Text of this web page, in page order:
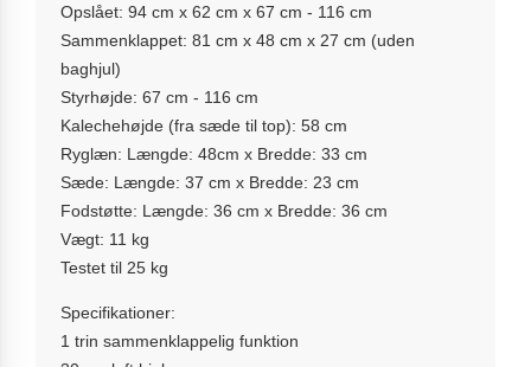
Opslået: 94 cm x 62 cm x 67 cm - 116 cm
Sammenklappet: 81 cm x 48 cm x 27 cm (uden
baghjul)
Styrhøjde: 67 cm - 116 cm
Kalechehøjde (fra sæde til top): 58 cm
Ryglæn: Længde: 48cm x Bredde: 33 cm
Sæde: Længde: 37 cm x Bredde: 23 cm
Fodstøtte: Længde: 36 cm x Bredde: 36 cm
Vægt: 11 kg
Testet til 25 kg
Specifikationer:
1 trin sammenklappelig funktion